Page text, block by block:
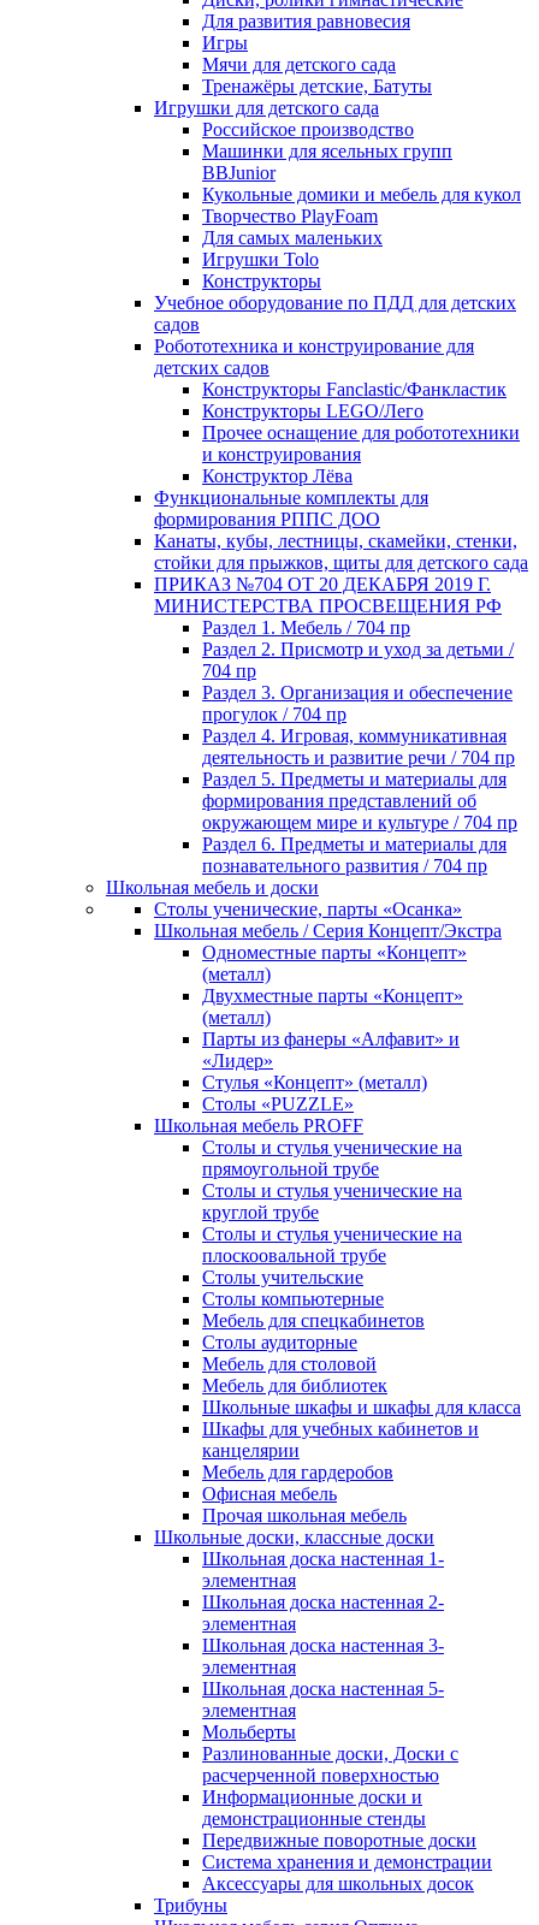
Для развития равновесия
Игры
Мячи для детского сада
Тренажёры детские, Батуты
Игрушки для детского сада
Российское производство
Машинки для ясельных групп
BBJunior
Кукольные домики и мебель для кукол
Творчество PlayFoam
Для самых маленьких
Игрушки Tolo
Конструкторы
Учебное оборудование по ПДД для детских
садов
Робототехника и конструирование для
детских садов
Конструкторы Fanclastic/Фанкластик
Конструкторы LEGO/Лего
Прочее оснащение для робототехники
и конструирования
Конструктор Лёва
Функциональные комплекты для
формирования РППС ДОО
Канаты, кубы, лестницы, скамейки, стенки,
стойки для прыжков, щиты для детского сада
ПРИКАЗ №704 ОТ 20 ДЕКАБРЯ 2019 Г.
МИНИСТЕРСТВА ПРОСВЕЩЕНИЯ РФ
Раздел 1. Мебель / 704 пр
Раздел 2. Присмотр и уход за детьми /
704 пр
Раздел 3. Организация и обеспечение
прогулок / 704 пр
Раздел 4. Игровая, коммуникативная
деятельность и развитие речи / 704 пр
Раздел 5. Предметы и материалы для
формирования представлений об
окружающем мире и культуре / 704 пр
Раздел 6. Предметы и материалы для
познавательного развития / 704 пр
Школьная мебель и доски
Столы ученические, парты «Осанка»
Школьная мебель / Серия Концепт/Экстра
Одноместные парты «Концепт»
(металл)
Двухместные парты «Концепт»
(металл)
Парты из фанеры «Алфавит» и
«Лидер»
Стулья «Концепт» (металл)
Столы «PUZZLE»
Школьная мебель PROFF
Столы и стулья ученические на
прямоугольной трубе
Столы и стулья ученические на
круглой трубе
Столы и стулья ученические на
плоскоовальной трубе
Столы учительские
Столы компьютерные
Мебель для спецкабинетов
Столы аудиторные
Мебель для столовой
Мебель для библиотек
Школьные шкафы и шкафы для класса
Шкафы для учебных кабинетов и
канцелярии
Мебель для гардеробов
Офисная мебель
Прочая школьная мебель
Школьные доски, классные доски
Школьная доска настенная 1-
элементная
Школьная доска настенная 2-
элементная
Школьная доска настенная 3-
элементная
Школьная доска настенная 5-
элементная
Мольберты
Разлинованные доски, Доски с
расчерченной поверхностью
Информационные доски и
демонстрационные стенды
Передвижные поворотные доски
Система хранения и демонстрации
Аксессуары для школьных досок
Трибуны